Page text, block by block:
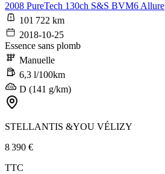
2008 PureTech 130ch S&S BVM6 Allure
101 722 km
2018-10-25
Essence sans plomb
Manuelle
6,3 l/100km
D (141 g/km)
STELLANTIS &YOU VÉLIZY
8 390 €
TTC